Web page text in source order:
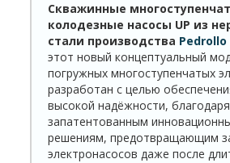
Скважинные
колодезные насосы UP из
стали производства Pedrollo
этот новый концептуальный
погружных многоступенчатых
разработан с целью
высокой надёжности, благодаря
запатентованным
решениям, предотвращающим
электронасосов даже после